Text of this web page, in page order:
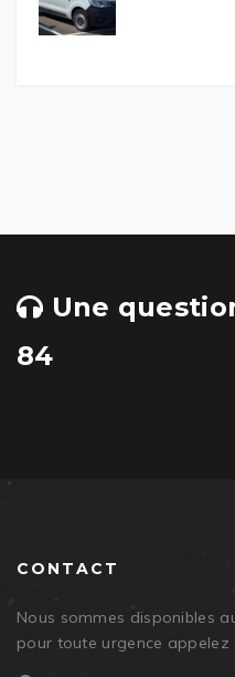
Une
84
CONTACT
Nous sommes disponibles
pour toute urgence appelez